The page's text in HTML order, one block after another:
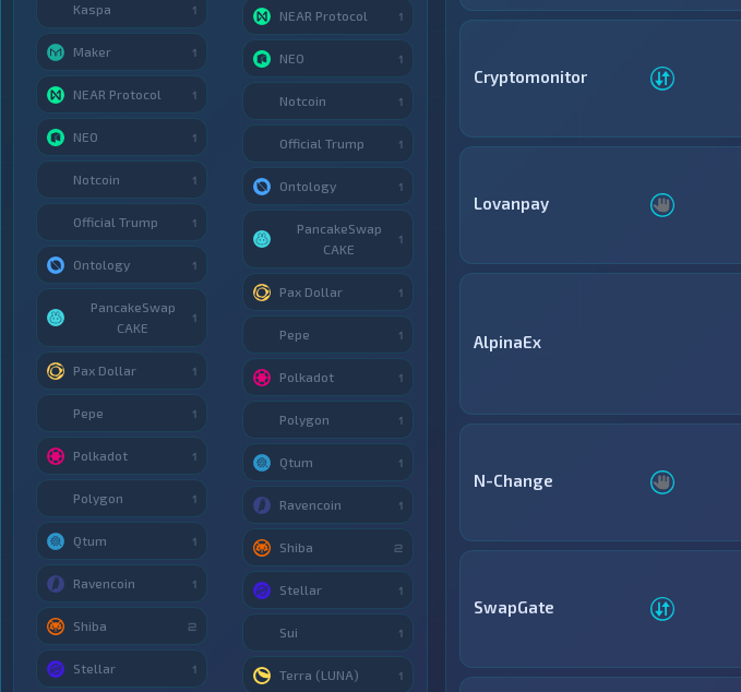
Cryptomonitor
Lovanpay
AlpinaEx
N-Change
SwapGate
Kaspa 1
Maker 1
NEAR Protocol 1
NEO 1
Notcoin 1
Official Trump 1
Ontology 1
PancakeSwap
CAKE
1
Pax Dollar 1
Pepe 1
Polkadot 1
Polygon 1
Qtum 1
Ravencoin 1
Shiba 2
Stellar 1
NEAR Protocol 1
NEO 1
Notcoin 1
Official Trump 1
Ontology 1
PancakeSwap
CAKE
1
Pax Dollar 1
Pepe 1
Polkadot 1
Polygon 1
Qtum 1
Ravencoin 1
Shiba 2
Stellar 1
Sui 1
Terra (LUNA) 1